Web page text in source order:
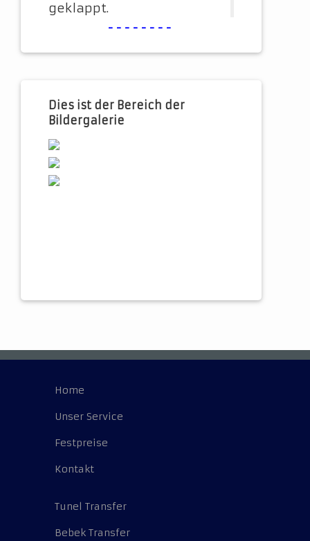
geklappt.
--------
Dies ist der Bereich der
Bildergalerie
Home
Unser Service
Festpreise
Kontakt
Tunel Transfer
Bebek Transfer